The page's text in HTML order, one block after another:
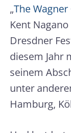
„The Wagner
Kent
Dresdner
diesem Jahr
seinem
unter
Hamburg,